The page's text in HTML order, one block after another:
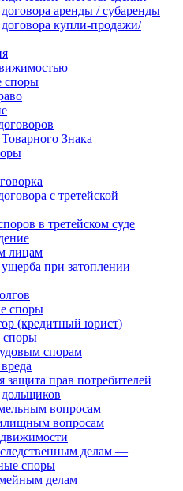
аренды / субаренды
договора купли-продажи/
споры
Знака
с третейской
в третейском суде
лицам
при затоплении
споры
(кредитный юрист)
спорам
защита прав потребителей
вопросам
вопросам
делам —
споры
делам